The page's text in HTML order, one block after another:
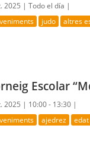
2025 |Todo el día |
judo altres
Escolar
2025 | 10:00 - 13:30 |
ajedrez